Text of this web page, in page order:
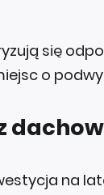
się
o
na